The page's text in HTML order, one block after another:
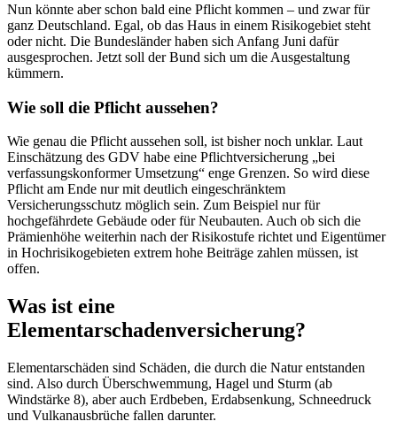
Nun könnte aber schon bald eine Pflicht kommen – und zwar für
ganz Deutschland. Egal, ob das Haus in einem Risikogebiet steht
oder nicht. Die Bundesländer haben sich Anfang Juni dafür
ausgesprochen. Jetzt soll der Bund sich um die Ausgestaltung
kümmern.
Wie soll die Pflicht aussehen?
Wie genau die Pflicht aussehen soll, ist bisher noch unklar. Laut
Einschätzung des GDV habe eine Pflichtversicherung „bei
verfassungskonformer Umsetzung“ enge Grenzen. So wird diese
Pflicht am Ende nur mit deutlich eingeschränktem
Versicherungsschutz möglich sein. Zum Beispiel nur für
hochgefährdete Gebäude oder für Neubauten. Auch ob sich die
Prämienhöhe weiterhin nach der Risikostufe richtet und Eigentümer
in Hochrisikogebieten extrem hohe Beiträge zahlen müssen, ist
offen.
Was ist eine
Elementarschadenversicherung?
Elementarschäden sind Schäden, die durch die Natur entstanden
sind. Also durch Überschwemmung, Hagel und Sturm (ab
Windstärke 8), aber auch Erdbeben, Erdabsenkung, Schneedruck
und Vulkanausbrüche fallen darunter.